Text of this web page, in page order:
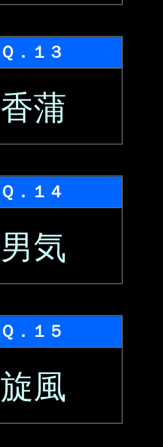
Ｑ．１３
香蒲
Ｑ．１４
男気
Ｑ．１５
旋風